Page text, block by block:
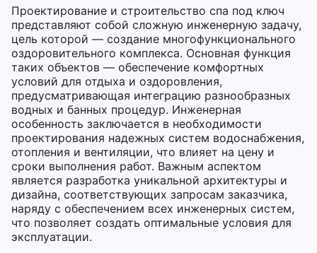
Проектирование и строительство спа под ключ
представляют собой сложную инженерную задачу,
цель которой — создание многофункционального
оздоровительного комплекса. Основная функция
таких объектов — обеспечение комфортных
условий для отдыха и оздоровления,
предусматривающая интеграцию разнообразных
водных и банных процедур. Инженерная
особенность заключается в необходимости
проектирования надежных систем водоснабжения,
отопления и вентиляции, что влияет на цену и
сроки выполнения работ. Важным аспектом
является разработка уникальной архитектуры и
дизайна, соответствующих запросам заказчика,
наряду с обеспечением всех инженерных систем,
что позволяет создать оптимальные условия для
эксплуатации.